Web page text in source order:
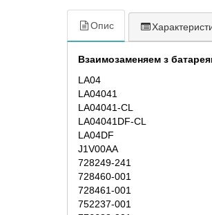
Опис
Взаимозаменяем з
LA04
LA04041
LA04041-CL
LA04041DF-CL
LA04DF
J1V00AA
728249-241
728460-001
728461-001
752237-001